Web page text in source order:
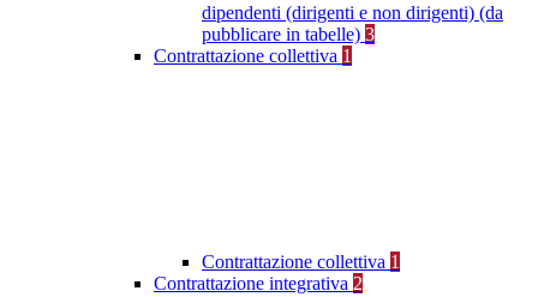
dipendenti (dirigenti e non dirigenti) (da
pubblicare in tabelle) 3
Contrattazione collettiva 1
Contrattazione collettiva 1
Contrattazione integrativa 2